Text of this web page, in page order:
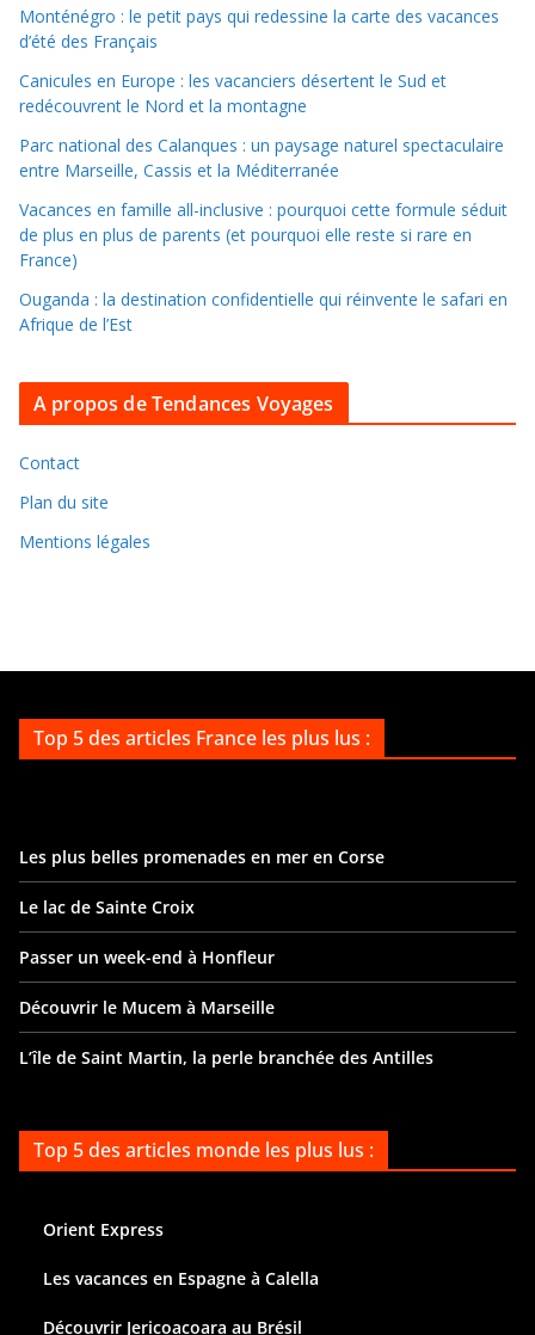
l
e
r
d
a
n
e
a
i
v
e
Monténégro : le petit pays qui redessine la carte des vacances
d’été des Français
Canicules en Europe : les vacanciers désertent le Sud et
redécouvrent le Nord et la montagne
Parc national des Calanques : un paysage naturel spectaculaire
entre Marseille, Cassis et la Méditerranée
Vacances en famille all-inclusive : pourquoi cette formule séduit
de plus en plus de parents (et pourquoi elle reste si rare en
France)
Ouganda : la destination confidentielle qui réinvente le safari en
Afrique de l’Est
A propos de Tendances Voyages
Contact
Plan du site
Mentions légales
Top 5 des articles France les plus lus :
Les plus belles promenades en mer en Corse
Le lac de Sainte Croix
Passer un week-end à Honfleur
Découvrir le Mucem à Marseille
L’île de Saint Martin, la perle branchée des Antilles
Top 5 des articles monde les plus lus :
Orient Express
Les vacances en Espagne à Calella
Découvrir Jericoacoara au Brésil